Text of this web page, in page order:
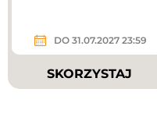
DO 31.07.2027 23:59
SKORZYSTAJ